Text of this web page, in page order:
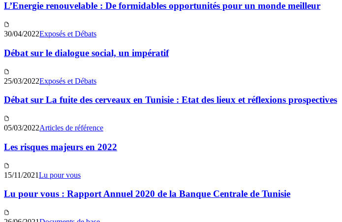
L’Energie renouvelable : De formidables opportunités pour un monde meilleur
30/04/2022Exposés et Débats
Débat sur le dialogue social, un impératif
25/03/2022Exposés et Débats
Débat sur La fuite des cerveaux en Tunisie : Etat des lieux et réflexions prospectives
05/03/2022Articles de référence
Les risques majeurs en 2022
15/11/2021Lu pour vous
Lu pour vous : Rapport Annuel 2020 de la Banque Centrale de Tunisie